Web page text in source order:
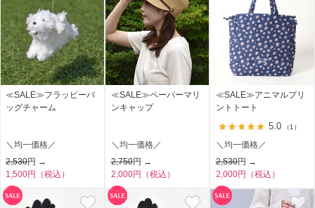
≪SALE≫フラッピーバ
ッグチャーム
＼均一価格／
2,530円 →
1,500円（税込）
≪SALE≫ペーパーマリ
ンキャップ
＼均一価格／
2,750円 →
2,000円（税込）
≪SALE≫アニマルプリ
ントトート
5.0 （1）
＼均一価格／
2,530円 →
2,000円（税込）